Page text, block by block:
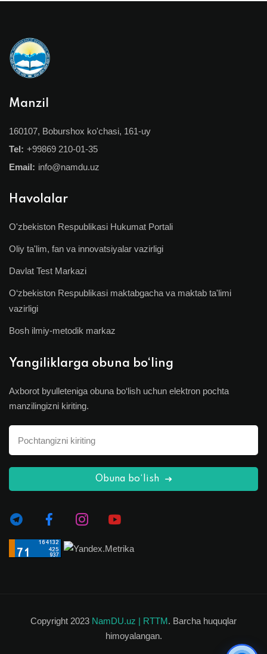
Manzil
160107, Boburshox ko'chasi, 161-uy
Tel: +99869 210-01-35
Email: info@namdu.uz
Havolalar
O'zbekiston Respublikasi Hukumat Portali
Oliy ta'lim, fan va innovatsiyalar vazirligi
Davlat Test Markazi
O‘zbekiston Respublikasi maktabgacha va maktab ta'limi
vazirligi
Bosh ilmiy-metodik markaz
Yangiliklarga obuna bo‘ling
Axborot byulleteniga obuna bo‘lish uchun elektron pochta
manzilingizni kiriting.
Obuna bo‘lish
Copyright 2023 NamDU.uz | RTTM. Barcha huquqlar
himoyalangan.